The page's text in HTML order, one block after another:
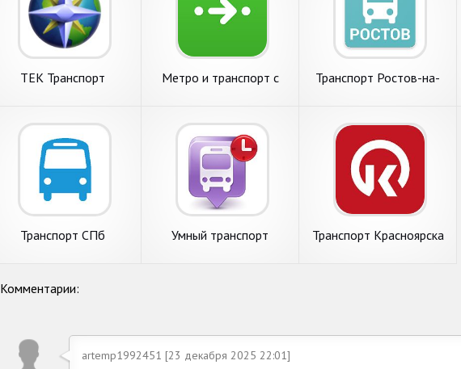
ТЕК Транспорт
Метро и транспорт c
Транспорт Ростов-на-
Транспорт СПб Умный транспорт Транспорт Красноярска
Комментарии:
artemp1992451 [23 декабря 2025 22:01]